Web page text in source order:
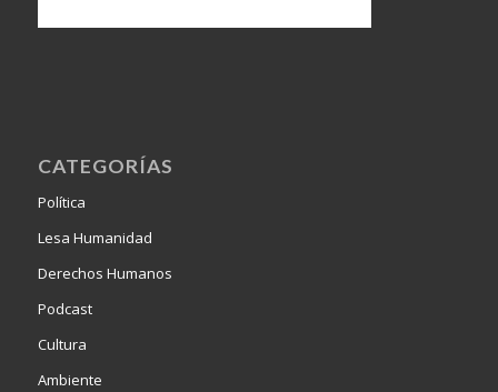
CATEGORÍAS
Política
Lesa Humanidad
Derechos Humanos
Podcast
Cultura
Ambiente